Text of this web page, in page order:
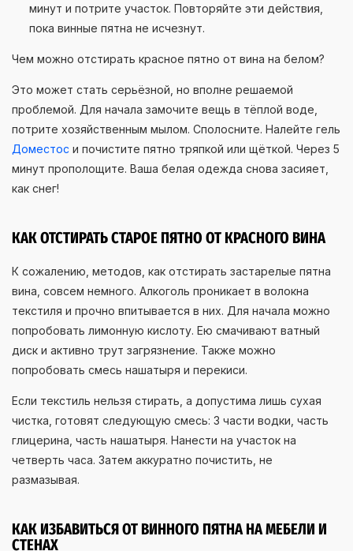
минут и потрите участок. Повторяйте эти действия,
пока винные пятна не исчезнут.
Чем можно отстирать красное пятно от вина на белом?
Это может стать серьёзной, но вполне решаемой
проблемой. Для начала замочите вещь в тёплой воде,
потрите хозяйственным мылом. Сполосните. Налейте гель
Доместос и почистите пятно тряпкой или щёткой. Через 5
минут прополощите. Ваша белая одежда снова засияет,
как снег!
КАК ОТСТИРАТЬ СТАРОЕ ПЯТНО ОТ КРАСНОГО ВИНА
К сожалению, методов, как отстирать застарелые пятна
вина, совсем немного. Алкоголь проникает в волокна
текстиля и прочно впитывается в них. Для начала можно
попробовать лимонную кислоту. Ею смачивают ватный
диск и активно трут загрязнение. Также можно
попробовать смесь нашатыря и перекиси.
Если текстиль нельзя стирать, а допустима лишь сухая
чистка, готовят следующую смесь: 3 части водки, часть
глицерина, часть нашатыря. Нанести на участок на
четверть часа. Затем аккуратно почистить, не
размазывая.
КАК ИЗБАВИТЬСЯ ОТ ВИННОГО ПЯТНА НА МЕБЕЛИ И
СТЕНАХ